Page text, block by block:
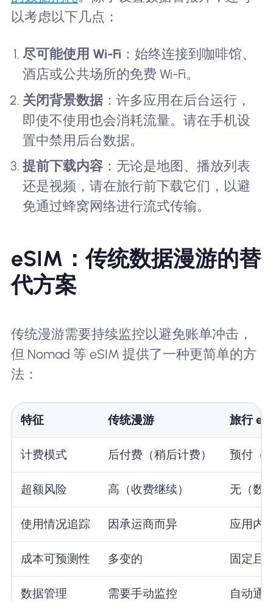
以考虑以下几点：
尽可能使用 Wi-Fi ：始终连接到咖啡馆、
酒店或公共场所的免费 Wi-Fi。
关闭背景数据 ：许多应用在后台运行，
即使不使用也会消耗流量。请在手机设
置中禁用后台数据。
提前下载内容 ：无论是地图、播放列表
还是视频，请在旅行前下载它们，以避
免通过蜂窝网络进行流式传输。
eSIM：传统数据漫游的替
代方案
传统漫游需要持续监控以避免账单冲击，
但 Nomad 等 eSIM 提供了一种更简单的方
法：
特征 传统漫游 旅行
计费模式 后付费（稍后计费） 预付（
超额风险 高（收费继续） 无（数
使用情况追踪 因承运商而异 应用内
成本可预测性 多变的 固定且
数据管理 需要手动监控 自动通